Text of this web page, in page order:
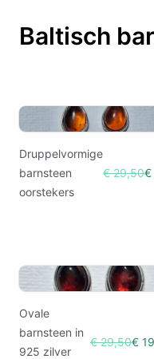
Baltisch
Druppelvormige
barnsteen
oorstekers
€ 29,50€
Ovale
barnsteen in
925 zilver
€ 29,50€